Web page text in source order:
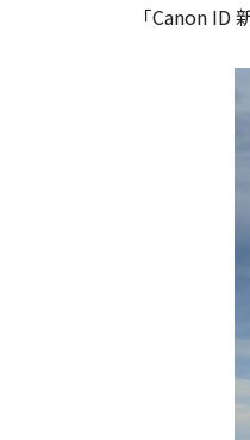
「Canon ID